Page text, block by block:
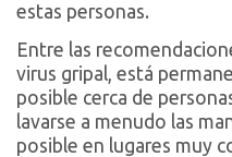
estas personas.
Entre las
virus gripal, está
posible cerca de
lavarse a menudo las
posible en lugares muy